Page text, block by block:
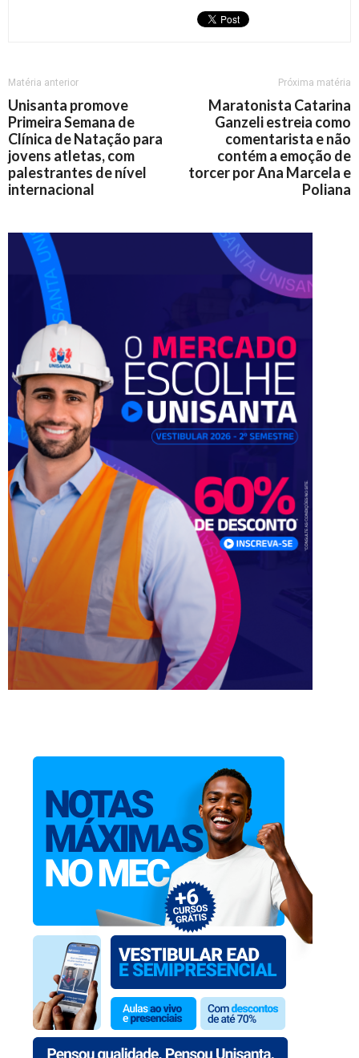
Matéria anterior
Unisanta promove
Primeira Semana de
Clínica de Natação para
jovens atletas, com
palestrantes de nível
internacional
Próxima matéria
Maratonista Catarina
Ganzeli estreia como
comentarista e não
contém a emoção de
torcer por Ana Marcela e
Poliana